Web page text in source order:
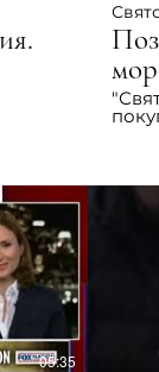
семьи.
05:35